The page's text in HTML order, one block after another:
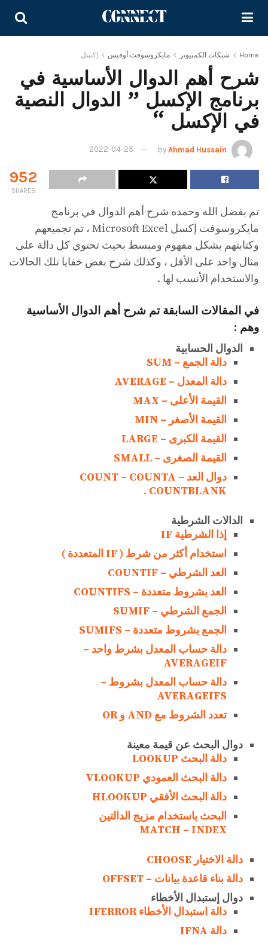
Home شبكات الكمبيوتر مايكروسوفت أوفيس إكسل
شرح أهم الدوال الأساسية في
برنامج الإكسل ” الدوال النصية
في الإكسل “
by Ahmad Hussain
2022-04-25
952
SHARES
تم بفضل الله وحمده شرح أهم الدوال في برنامج
مايكروسوفت إكسل Microsoft Excel ، تم تجميعهم
وكتابتهم بشكل مفهوم ومبسط بحيث تحتوي كل دالة على
مثال واحد على الأقل ، وكذلك شرح بعض خفايا تلك الحالات
والاستخدام الأنسب لها .
في المقالات السابقة تم شرح أهم الدوال الأساسية
وهم :
الدوال الحسابية
دالة الجمع – SUM
دالة المعدل – AVERAGE
القيمة الأعلى – MAX
القيمة الأصغر – MIN
القيمة الكبرى – LARGE
القيمة الصغری – SMALL
دوال العد – COUNT – COUNTA
COUNTBLANK
.
الدالات الشرطية
إذا الشرطية IF
استخدام أكثر من شرط ( IF المتعددة )
العد الشرطي – COUNTIF
العد بشروط متعددة – COUNTIFS
الجمع الشرطي – SUMIF
الجمع بشروط متعددة – SUMIFS
دالة حساب المعدل بشرط واحد –
AVERAGEIF
دالة حساب المعدل بشروط –
AVERAGEIFS
تعدد الشروط مع AND و OR
دوال البحث عن قيمة معينة
دالة البحث LOOKUP
دالة البحث العمودي VLOOKUP
دالة البحث الأفقي HLOOKUP
البحث باستخدام مزيج الدالتين
MATCH – INDEX
دالة الاختيار CHOOSE
دالة بناء قاعدة بيانات – OFFSET
دوال إستبدال الأخطاء
دالة استبدال الأخطاء IFERROR
دالة IFNA